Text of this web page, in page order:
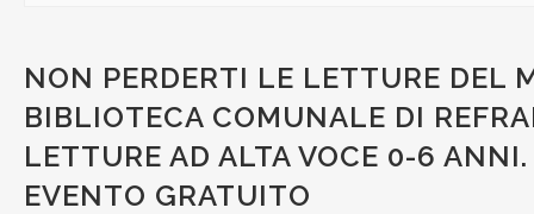
NON PERDERTI LE LETTURE DEL
BIBLIOTECA COMUNALE DI
LETTURE AD ALTA VOCE 0-6 ANNI.
EVENTO GRATUITO